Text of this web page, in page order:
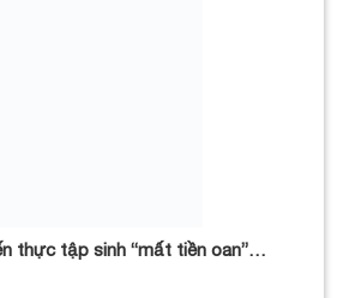
thực tập sinh “mất tiền oan”…